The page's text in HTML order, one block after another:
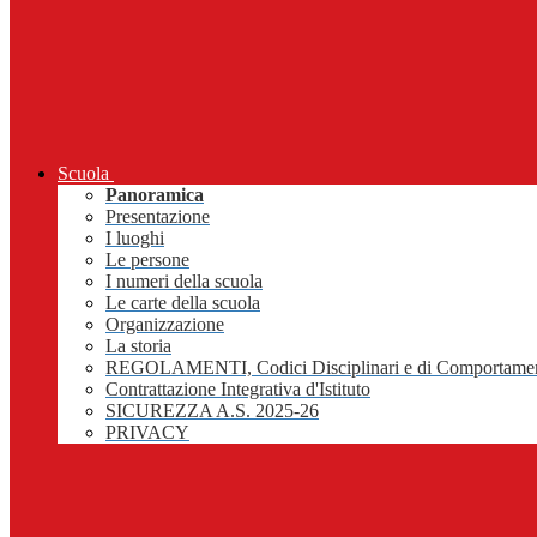
Scuola
Panoramica
Presentazione
I luoghi
Le persone
I numeri della scuola
Le carte della scuola
Organizzazione
La storia
REGOLAMENTI, Codici Disciplinari e di
Contrattazione Integrativa d'Istituto
SICUREZZA A.S. 2025-26
PRIVACY